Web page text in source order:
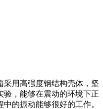
用高强度钢结构壳体，坚
验，能够在震动的环境下正
的振动能够很好的工作。